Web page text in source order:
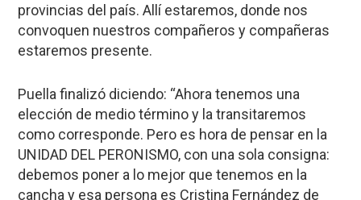
provincias del país. Allí estaremos, donde nos
convoquen nuestros compañeros y compañeras
estaremos presente.
Puella finalizó diciendo: “Ahora tenemos una
elección de medio término y la transitaremos
como corresponde. Pero es hora de pensar en la
UNIDAD DEL PERONISMO, con una sola consigna:
debemos poner a lo mejor que tenemos en la
cancha y esa persona es Cristina Fernández de